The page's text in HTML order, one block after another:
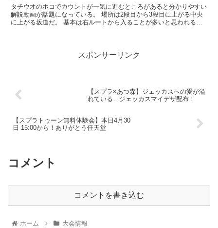
タチウオのホコでカウントが一気に進むところがあると分かりやすい
解説動画が話題になっている。 場所は2段目から3段目に上がる中央
に上がる坂道だ。 基本は右ルートから入ることが多いと思われる箇
スポンサーリンク
【スプラ×あつ森】ジェッカスへの愛が溢
れている…ジェッカスマイデザ配布！
【スプラトゥーン無料体験会】本日4月30
日 15:00から！ありがとう任天堂
コメント
コメントを書き込む
ホーム 大会情報